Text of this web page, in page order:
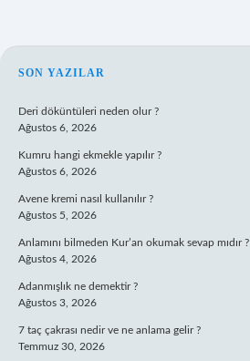
SIDEBAR
SON YAZILAR
Deri döküntüleri neden olur ?
Ağustos 6, 2026
Kumru hangi ekmekle yapılır ?
Ağustos 6, 2026
Avene kremi nasıl kullanılır ?
Ağustos 5, 2026
Anlamını bilmeden Kur’an okumak sevap mıdır ?
Ağustos 4, 2026
Adanmışlık ne demektir ?
Ağustos 3, 2026
7 taç çakrası nedir ve ne anlama gelir ?
Temmuz 30, 2026